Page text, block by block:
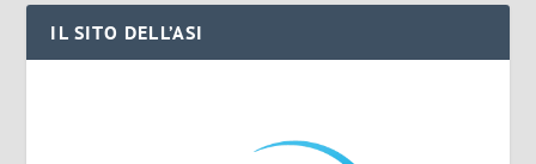
IL SITO DELL’ASI